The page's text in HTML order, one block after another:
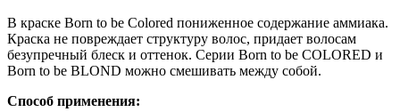
В краске Born to be Colored пониженное содержание аммиака.
Краска не повреждает структуру волос, придает волосам
безупречный блеск и оттенок. Серии Born to be COLORED и
Born to be BLOND можно смешивать между собой.
Способ применения: